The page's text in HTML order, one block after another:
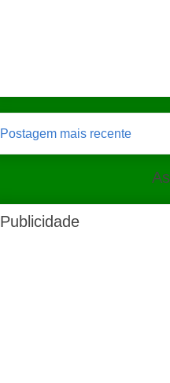
Postagem mais recente
Publicidade